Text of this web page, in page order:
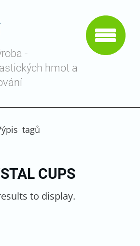
-
hmot a
tagů
CUPS
to display.